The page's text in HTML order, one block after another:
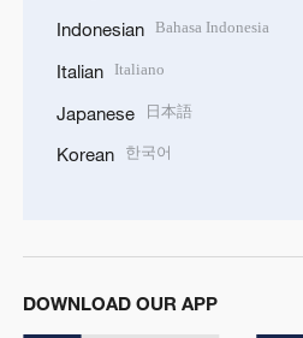
Indonesian Bahasa Indonesia
Italian Italiano
Japanese 日本語
Korean 한국어
DOWNLOAD OUR APP